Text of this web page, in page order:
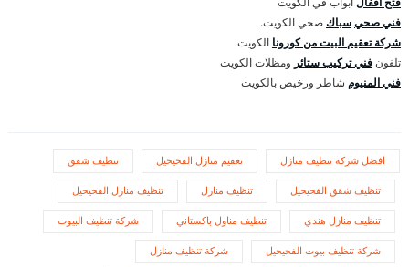
فني صحيسباك صحي الكويت.
شركة تعقيم البيت من كورونا الكويت
تلفون فني تركيب ستائر ومظلات الكويت
فني المنيوم شاطر ورخيص بالكويت
افضل شركة تنظيف منازل تعقيم منازل الفحيحيل تنظيف شقق
تنظيف شقق الفحيحيل تنظيف منازل تنظيف منازل الفحيحيل
تنظيف منازل هندي تنظيف مناول باكستاني شركة تنظيف البيوت
شركة تنظيف بيوت الفحيحيل شركة تنظيف منازل